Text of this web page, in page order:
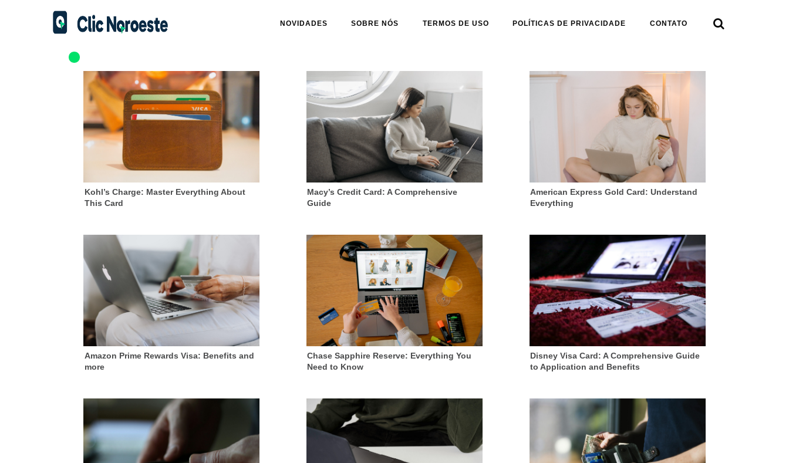
NOVIDADES SOBRE NÓS TERMOS DE USO POLÍTICAS DE PRIVACIDADE CONTATO 
Kohl’s Charge: Master Everything About
This Card
Macy’s Credit Card: A Comprehensive
Guide
American Express Gold Card: Understand
Everything
Amazon Prime Rewards Visa: Benefits and
more
Chase Sapphire Reserve: Everything You
Need to Know
Disney Visa Card: A Comprehensive Guide
to Application and Benefits